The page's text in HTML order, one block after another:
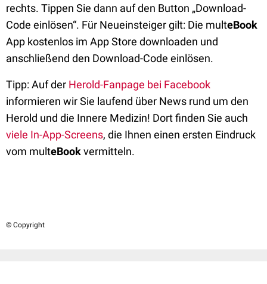
rechts. Tippen Sie dann auf den Button „Download-
Code einlösen“. Für Neueinsteiger gilt: Die multeBook
App kostenlos im App Store downloaden und
anschließend den Download-Code einlösen.
Tipp: Auf der Herold-Fanpage bei Facebook
informieren wir Sie laufend über News rund um den
Herold und die Innere Medizin! Dort finden Sie auch
viele In-App-Screens, die Ihnen einen ersten Eindruck
vom multeBookvermitteln.
© Copyright